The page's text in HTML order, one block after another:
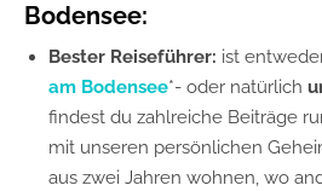
Bodensee:
Bester Reiseführer: ist
am Bodensee*- oder natürlich
findest du zahlreiche Beiträge
mit unseren persönlichen
aus zwei Jahren wohnen, wo